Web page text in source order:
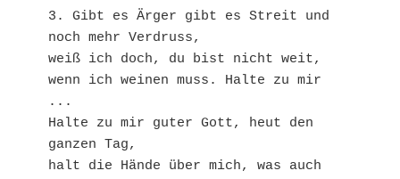
3. Gibt es Ärger gibt es Streit und
noch mehr Verdruss,
weiß ich doch, du bist nicht weit,
wenn ich weinen muss. Halte zu mir
...
Halte zu mir guter Gott, heut den
ganzen Tag,
halt die Hände über mich, was auch